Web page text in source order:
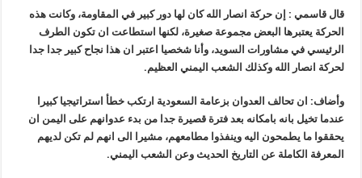
قال قاسمي : إن حركة انصار الله كان لها دور كبير في المقاومة، وكانت هذه
الحركة يعتبرها البعض مجموعة صغيرة، لكنها استطاعت ان تكون الطرف
الرئيسي في مشاورات السويد، وأنا شخصيا اعتبر ان هذا نجاح كبير جدا جدا
لحركة انصار الله وكذلك الشعب اليمني العظيم.
وأضاف: ان تحالف العدوان بزعامة السعودية ارتكب خطأ استراتيجيا كبيرا
عندما تخيل بانه بامكانه بعد فترة قصيرة جدا من بدء عدوانهم على اليمن ان
يحققوا ما يطمحون اليه وينفذوا مطامعهم، مشيرا الى انهم لم تكن لديهم
المعرفة الكاملة عن التاريخ الحديث وعن الشعب اليمني.